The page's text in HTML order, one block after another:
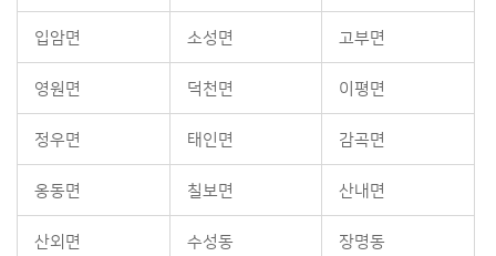
입암면 소성면 고부면
영원면 덕천면 이평면
정우면 태인면 감곡면
옹동면 칠보면 산내면
산외면 수성동 장명동